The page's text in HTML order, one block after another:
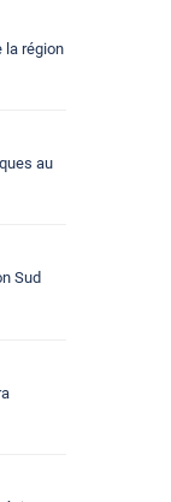
la région
au
Sud